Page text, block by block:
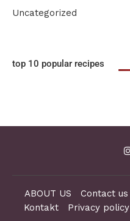
Uncategorized
top 10 popular recipes
ABOUT US Contact us
Kontakt
Privacy policy